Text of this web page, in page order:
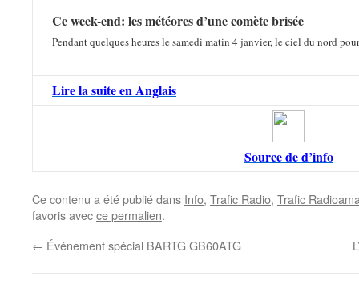
Ce week-end: les météores d’une comète brisée
Pendant quelques heures le samedi matin 4 janvier, le ciel du nord
Lire la suite en Anglais
Source de d’info
Ce contenu a été publié dans Info, Trafic Radio, Trafic
favoris avecce permalien.
← Événement spécial BARTG GB60ATG